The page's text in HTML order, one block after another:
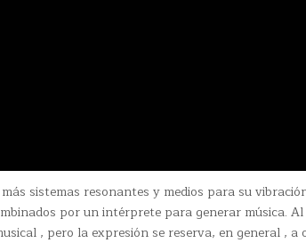
sistemas resonantes y medios para su
por un intérprete para generar música.
, pero la expresión se reserva, en general , a